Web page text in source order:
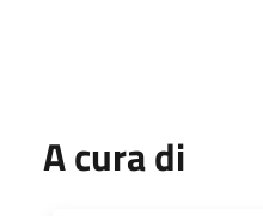
A cura di